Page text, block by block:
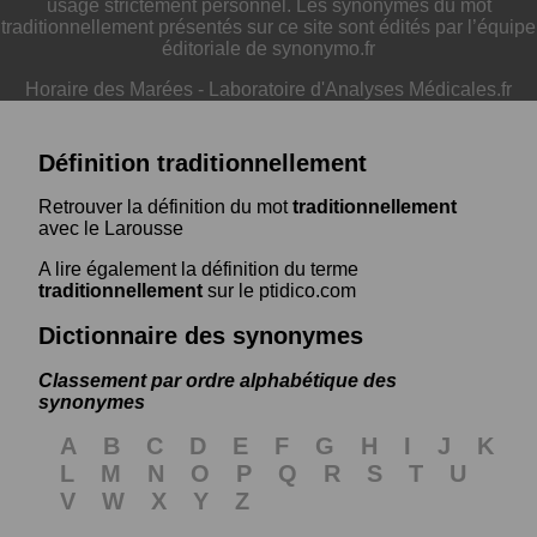
usage strictement personnel. Les synonymes du mot
traditionnellement présentés sur ce site sont édités par l’équipe
éditoriale de synonymo.fr
Horaire des Marées - Laboratoire d'Analyses Médicales.fr
Définition traditionnellement
Retrouver la définition du mottraditionnellement
avec le Larousse
A lire également la définition du terme
traditionnellement sur le ptidico.com
Dictionnaire des synonymes
Classement par ordre alphabétique des
synonymes
A B C D E F G H I J
K
L
M N O P Q R S T
U
V
W X Y
Z